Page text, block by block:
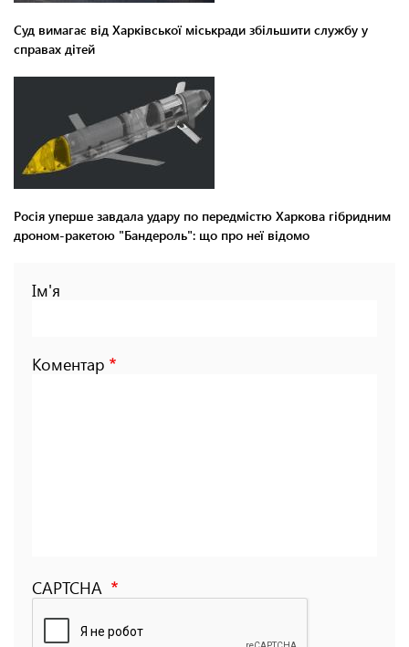
Суд вимагає від Харківської міськради збільшити службу у
справах дітей
Росія уперше завдала удару по передмістю Харкова гібридним
дроном-ракетою "Бандероль": що про неї відомо
Ім'я
Коментар
CAPTCHA